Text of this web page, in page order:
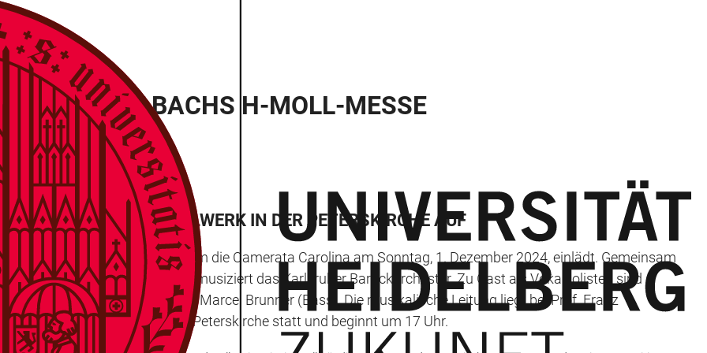
MIT BACHS H-MOLL-MESSE
DAS VOKALWERK IN DER PETERSKIRCHE AUF
eines Konzerts, zu dem die Camerata Carolina am Sonntag, 1. Dezember 2024, einlädt. Gemeinsam
der Universität Heidelberg musiziert das Karlsruher Barockorchester. Zu Gast als Vokalsolisten sind
Joerg Mammel (Tenor) sowie Marcel Brunner (Bass). Die musikalische Leitung liegt bei Prof. Franz
in der Heidelberger Peterskirche statt und beginnt um 17 Uhr.